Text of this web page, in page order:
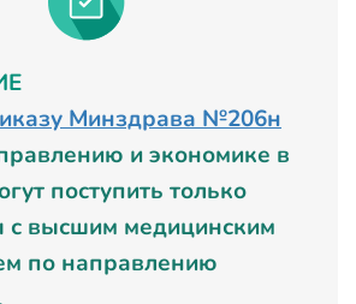
Минздрава №206н
и экономике в
поступить только
с высшим медицинским
по направлению